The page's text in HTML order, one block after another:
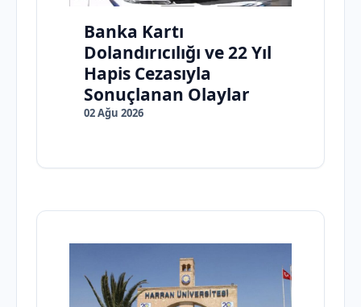
Banka Kartı
Dolandırıcılığı ve 22 Yıl
Hapis Cezasıyla
Sonuçlanan Olaylar
02 Ağu 2026